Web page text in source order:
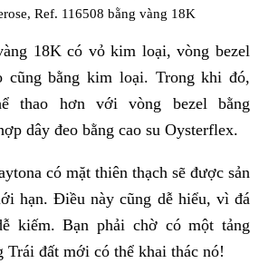
Ref. 116508 bằng vàng 18K
18K có vỏ kim loại, vòng bezel
cũng bằng kim loại. Trong khi đó,
thao hơn với vòng bezel bằng
dây đeo bằng cao su Oysterflex.
có mặt thiên thạch sẽ được sản
hạn. Điều này cũng dễ hiểu, vì đá
kiếm. Bạn phải chờ có một tảng
Trái đất mới có thể khai thác nó!